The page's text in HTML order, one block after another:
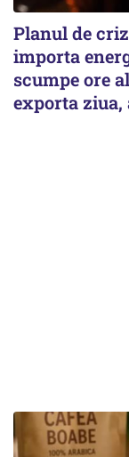
Planul de
importa
scumpe ore
exporta